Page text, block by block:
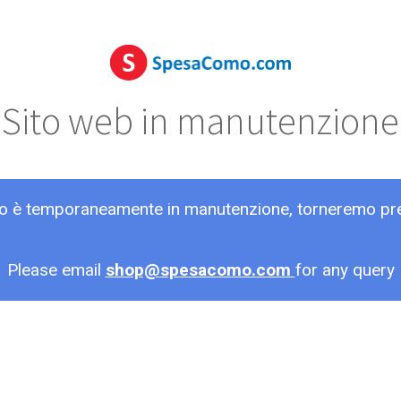
Sito web in manutenzione
è temporaneamente in manutenzione, torneremo
Please email shop@spesacomo.com for any query